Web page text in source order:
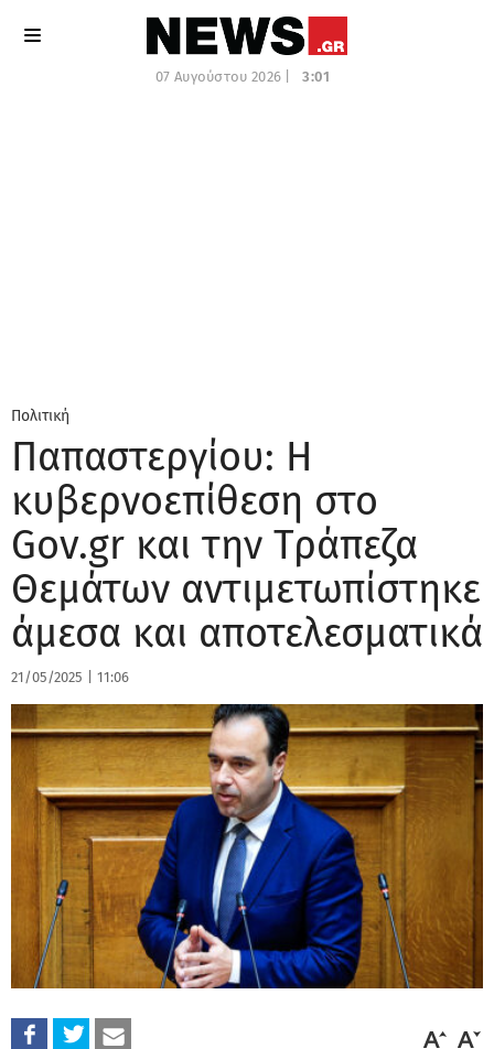
07 Αυγούστου 2026 | 3:01
Πολιτική
Παπαστεργίου: Η
κυβερνοεπίθεση στο
Gov.gr και την Τράπεζα
Θεμάτων αντιμετωπίστηκε
άμεσα και αποτελεσματικά
21/05/2025 11:06